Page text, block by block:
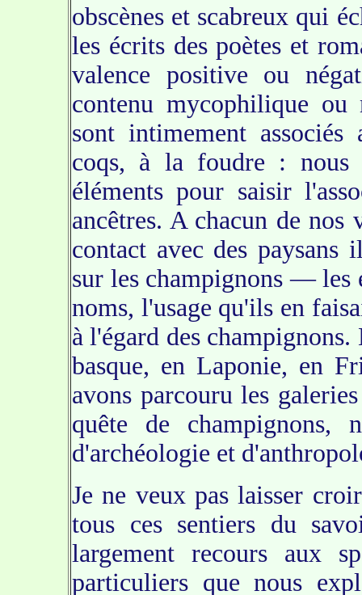
obscènes et scabreux qui
les écrits des poètes et
valence positive ou
contenu mycophilique ou
sont intimement
coqs, à la foudre : nous
éléments pour saisir
ancêtres. A chacun de nos
contact avec des
sur les champignons — les
noms, l'usage qu'ils en
à l'égard des champignons.
basque, en Laponie, en
avons parcouru les
quête de champignons,
d'archéologie et
Je ne veux pas laisser
tous ces sentiers du
largement recours aux
particuliers que nous